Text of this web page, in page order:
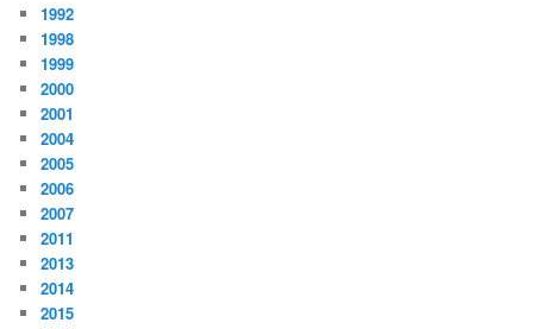
1992
1998
1999
2000
2001
2004
2005
2006
2007
2011
2013
2014
2015